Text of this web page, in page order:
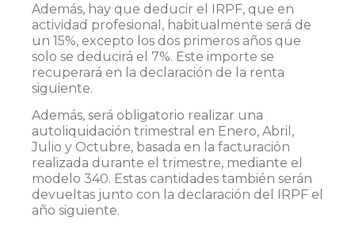
Además, hay que deducir el IRPF, que en
actividad profesional, habitualmente será de
un 15%, excepto los dos primeros años que
solo se deducirá el 7%. Este importe se
recuperará en la declaración de la renta
siguiente.
Además, será obligatorio realizar una
autoliquidación trimestral en Enero, Abril,
Julio y Octubre, basada en la facturación
realizada durante el trimestre, mediante el
modelo 340. Estas cantidades también serán
devueltas junto con la declaración del IRPF el
año siguiente.